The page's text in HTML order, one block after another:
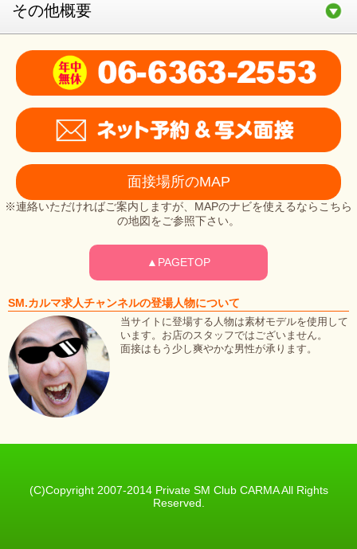
その他概要
面接場所のMAP
※連絡いただければご案内しますが、MAPのナビを使えるならこちら
の地図をご参照下さい。
▲PAGETOP
SM.カルマ求人チャンネルの登場人物について
当サイトに登場する人物は素材モデルを使用して
います。お店のスタッフではございません。
面接はもう少し爽やかな男性が承ります。
(C)Copyright 2007-2014 Private SM Club CARMA All Rights
Reserved.